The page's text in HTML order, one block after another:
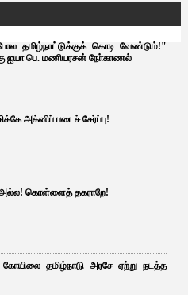
தமிழ்நாட்டுக்குக் கொடி வேண்டும்!"
ஐயா பெ. மணியரசன் நோ்காணல்
அக்னிப் படைச் சேர்ப்பு!
கொள்ளைத் தகராறே!
கோயிலை தமிழ்நாடு அரசே ஏற்று நடத்த